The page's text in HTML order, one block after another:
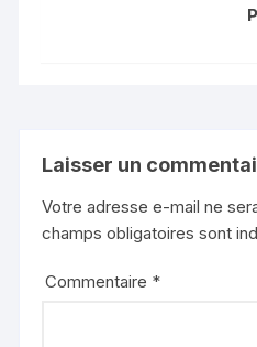
Laisser un
Votre adresse e-mail ne
champs obligatoires sont
Commentaire *